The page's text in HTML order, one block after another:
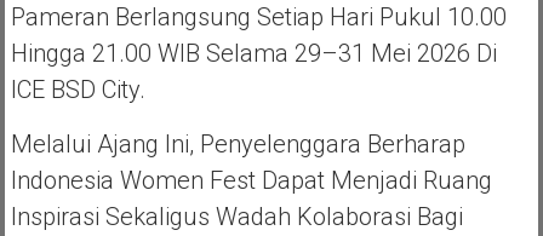
Pameran Berlangsung Setiap Hari Pukul 10.00
Hingga 21.00 WIB Selama 29–31 Mei 2026 Di
ICE BSD City.
Melalui Ajang Ini, Penyelenggara Berharap
Indonesia Women Fest Dapat Menjadi Ruang
Inspirasi Sekaligus Wadah Kolaborasi Bagi